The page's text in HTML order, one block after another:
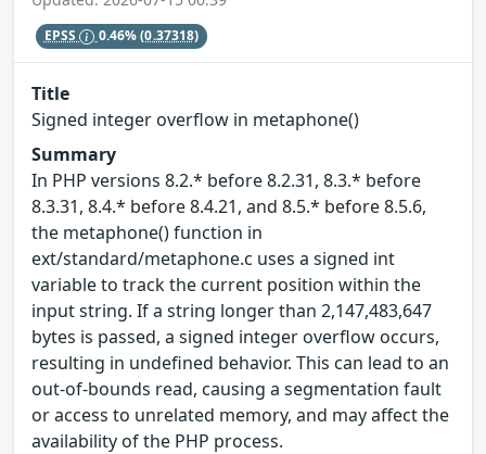
EPSS 0.46%(0.37318)
Title
Signed integer overflow in metaphone()
Summary
In PHP versions 8.2.* before 8.2.31, 8.3.* before
8.3.31, 8.4.* before 8.4.21, and 8.5.* before 8.5.6,
the metaphone() function in
ext/standard/metaphone.c uses a signed int
variable to track the current position within the
input string. If a string longer than 2,147,483,647
bytes is passed, a signed integer overflow occurs,
resulting in undefined behavior. This can lead to an
out-of-bounds read, causing a segmentation fault
or access to unrelated memory, and may affect the
availability of the PHP process.